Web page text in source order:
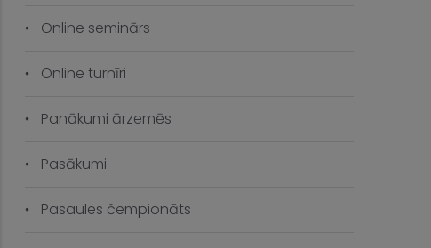
Online seminārs
Online turnīri
Panākumi ārzemēs
Pasākumi
Pasaules čempionāts